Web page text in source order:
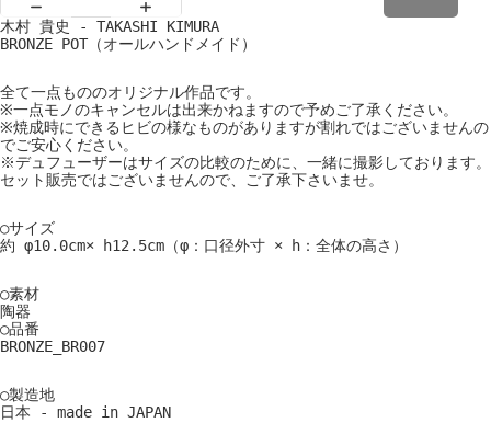
木村 貴史 - TAKASHI KIMURA
BRONZE POT（オールハンドメイド）
全て一点もののオリジナル作品です。
※一点モノのキャンセルは出来かねますので予めご了承ください。
※焼成時にできるヒビの様なものがありますが割れではございませんの
でご安心ください。
※デュフューザーはサイズの比較のために、一緒に撮影しております。
セット販売ではございませんので、ご了承下さいませ。
○サイズ
約 φ10.0cm× h12.5cm（φ：口径外寸 × h：全体の高さ）
○素材
陶器
○品番
BRONZE_BR007
○製造地
日本 - made in JAPAN